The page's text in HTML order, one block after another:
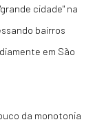
cidade" na
bairros
em São
da monotonia